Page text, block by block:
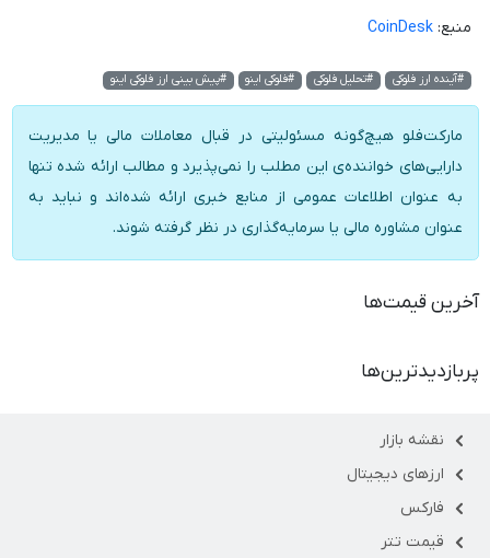
منبع:CoinDesk
#آینده ارز فلوکی #تحلیل فلوکی #فلوکی اینو #پیش بینی ارز فلوکی اینو
مارکت‌فلو هیچ‌گونه مسئولیتی در قبال معاملات مالی یا مدیریت
دارایی‌های خواننده‌ی این مطلب را نمی‌پذیرد و مطالب ارائه شده تنها
به عنوان اطلاعات عمومی از منابع خبری ارائه شده‌اند و نباید به
عنوان مشاوره مالی یا سرمایه‌گذاری در نظر گرفته شوند.
آخرین قیمت‌ها
پربازدیدترین‌ها
نقشه بازار
ارزهای دیجیتال
فارکس
قیمت تتر